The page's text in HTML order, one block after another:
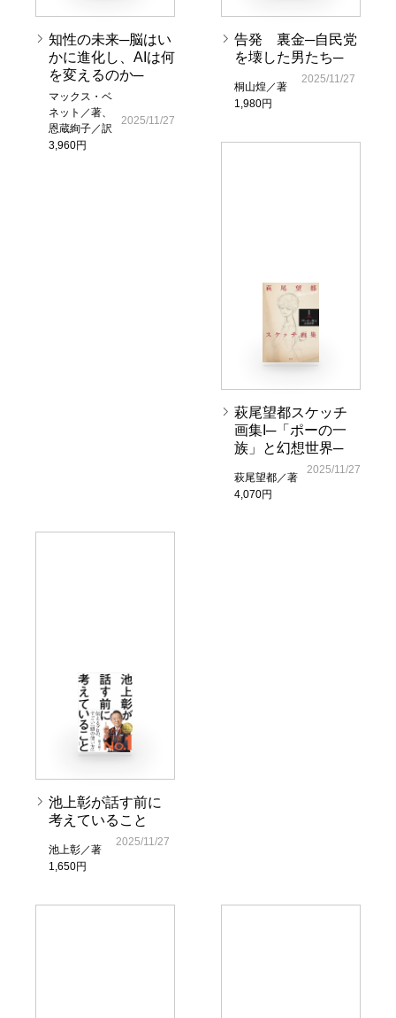
知性の未来─脳はい
かに進化し、AIは何
を変えるのか─
マックス・ベ
ネット／著、
恩蔵絢子／訳
3,960円
2025/11/27
告発 裏金─自民党
を壊した男たち─
桐山煌／著
1,980円
2025/11/27
萩尾望都スケッチ
画集I─「ポーの一
族」と幻想世界─
萩尾望都／著
4,070円
2025/11/27
池上彰が話す前に
考えていること
池上彰／著
1,650円
2025/11/27